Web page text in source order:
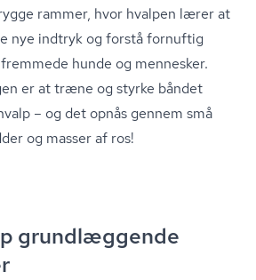
rammer, hvor hvalpen lærer at
nye indtryk og forstå fornuftig
hunde og mennesker.
er at træne og styrke båndet
– og det opnås gennem små
og masser af ros!
grundlæggende